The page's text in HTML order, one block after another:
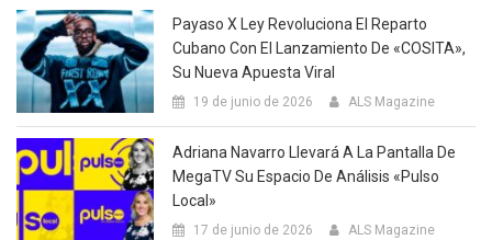
Payaso X Ley Revoluciona El Reparto
Cubano Con El Lanzamiento De «COSITA»,
Su Nueva Apuesta Viral
19 de junio de 2026 ALS Magazine
Adriana Navarro Llevará A La Pantalla De
MegaTV Su Espacio De Análisis «Pulso
Local»
17 de junio de 2026 ALS Magazine